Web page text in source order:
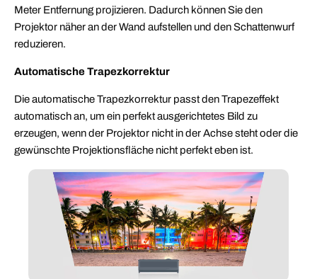
Meter Entfernung projizieren. Dadurch können Sie den
Projektor näher an der Wand aufstellen und den Schattenwurf
reduzieren.
Automatische Trapezkorrektur
Die automatische Trapezkorrektur passt den Trapezeffekt
automatisch an, um ein perfekt ausgerichtetes Bild zu
erzeugen, wenn der Projektor nicht in der Achse steht oder die
gewünschte Projektionsfläche nicht perfekt eben ist.